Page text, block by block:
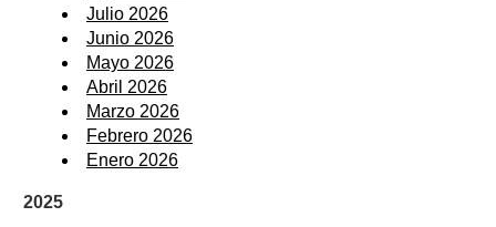
Julio 2026
Junio 2026
Mayo 2026
Abril 2026
Marzo 2026
Febrero 2026
Enero 2026
2025